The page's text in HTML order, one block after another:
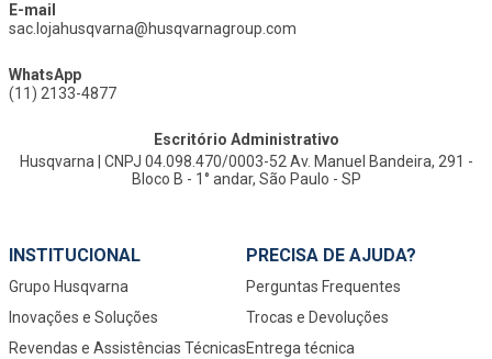
E-mail
sac.lojahusqvarna@husqvarnagroup.com
WhatsApp
(11) 2133-4877
Escritório Administrativo
Husqvarna | CNPJ 04.098.470/0003-52 Av. Manuel Bandeira, 291 -
Bloco B - 1° andar, São Paulo - SP
INSTITUCIONAL
Grupo Husqvarna
Inovações e Soluções
Revendas e Assistências Técnicas
PRECISA DE AJUDA?
Perguntas Frequentes
Trocas e Devoluções
Entrega técnica